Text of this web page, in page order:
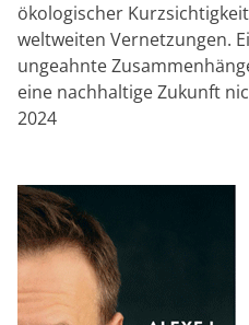
ökologischer
weltweiten Vernetzungen.
ungeahnte
eine nachhaltige Zukunft
2024